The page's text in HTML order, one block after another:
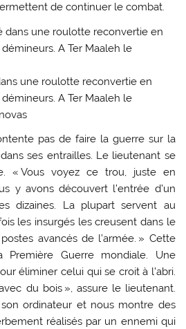
de continuer le combat.
une roulotte reconvertie en
A Ter Maaleh le
pas de faire la guerre sur la
ses entrailles. Le lieutenant se
« Vous voyez ce trou, juste en
y avons découvert l’entrée d’un
dizaines. La plupart servent au
les insurgés les creusent dans le
avancés de l’armée. » Cette
Guerre mondiale. Une
éliminer celui qui se croit à l’abri.
du bois », assure le lieutenant.
ordinateur et nous montre des
réalisés par un ennemi qui